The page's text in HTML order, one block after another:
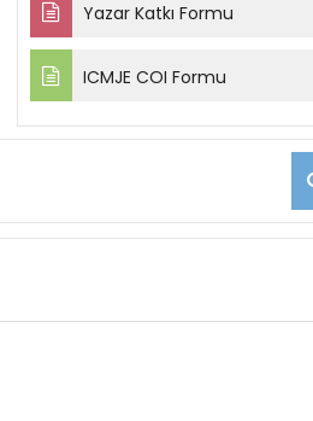
Yazar Katkı Formu
ICMJE COI Formu